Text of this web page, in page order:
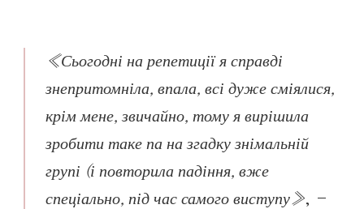
«Сьогодні на репетиції я справді
знепритомніла, впала, всі дуже сміялися,
крім мене, звичайно, тому я вирішила
зробити таке па на згадку знімальній
групі (і повторила падіння, вже
спеціально, під час самого виступу», –